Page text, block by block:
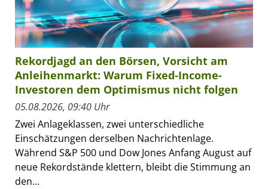
Rekordjagd an den Börsen, Vorsicht am
Anleihenmarkt: Warum Fixed-Income-
Investoren dem Optimismus nicht folgen
05.08.2026, 09:40 Uhr
Zwei Anlageklassen, zwei unterschiedliche
Einschätzungen derselben Nachrichtenlage.
Während S&P 500 und Dow Jones Anfang August auf
neue Rekordstände klettern, bleibt die Stimmung an
den...